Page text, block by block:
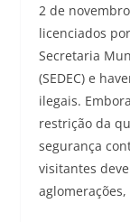
2 de
licenciados
Secretaria
(SEDEC) e
ilegais.
restrição da
segurança
visitantes